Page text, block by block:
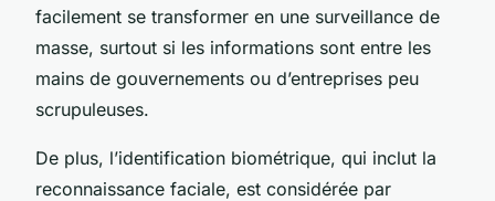
facilement se transformer en une surveillance de
masse, surtout si les informations sont entre les
mains de gouvernements ou d’entreprises peu
scrupuleuses.
De plus, l’identification biométrique, qui inclut la
reconnaissance faciale, est considérée par